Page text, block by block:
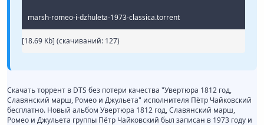
marsh-romeo-i-dzhuleta-1973-classica.torrent
[18.69 Kb] (cкачиваний: 127)
Скачать торрент в DTS без потери качества "Увертюра 1812 год,
Славянский марш, Ромео и Джульета" исполнителя Пётр Чайковский
бесплатно. Новый альбом Увертюра 1812 год, Славянский марш,
Ромео и Джульета группы Пётр Чайковский был записан в 1973 году и